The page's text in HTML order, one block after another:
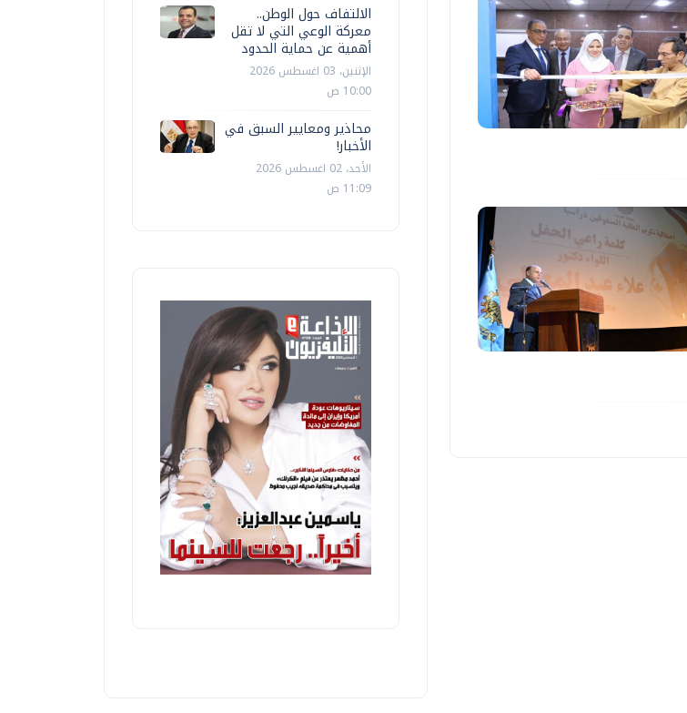
الالتفاف حول الوطن..
معركة الوعي التي لا تقل
أهمية عن حماية الحدود
الإثنين، 03 اغسطس 2026
10:00 ص
محاذير ومعايير السبق في
الأخبار!
الأحد، 02 اغسطس 2026
11:09 ص